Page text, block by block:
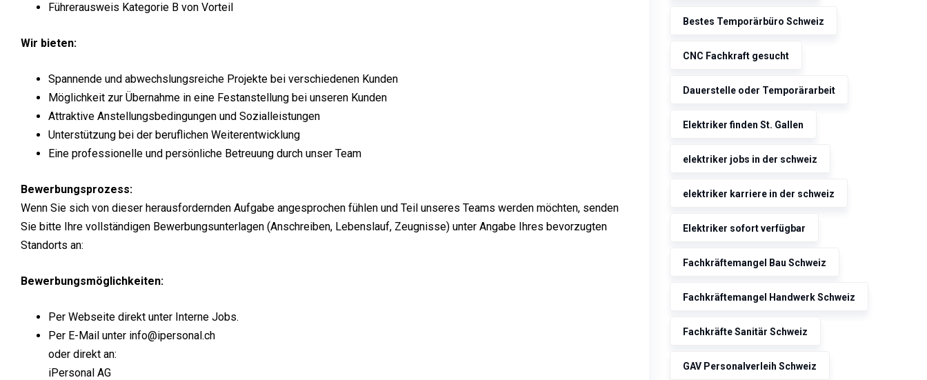
Führerausweis Kategorie B von Vorteil
Wir bieten:
Spannende und abwechslungsreiche Projekte bei verschiedenen Kunden
Möglichkeit zur Übernahme in eine Festanstellung bei unseren Kunden
Attraktive Anstellungsbedingungen und Sozialleistungen
Unterstützung bei der beruflichen Weiterentwicklung
Eine professionelle und persönliche Betreuung durch unser Team
Bewerbungsprozess:
Wenn Sie sich von dieser herausfordernden Aufgabe angesprochen fühlen und Teil unseres Teams werden möchten, senden
Sie bitte Ihre vollständigen Bewerbungsunterlagen (Anschreiben, Lebenslauf, Zeugnisse) unter Angabe Ihres bevorzugten
Standorts an:
Bewerbungsmöglichkeiten:
Per Webseite direkt unter Interne Jobs.
Per E-Mail unter info@ipersonal.ch
oder direkt an:
iPersonal AG
Bestes Temporärbüro Schweiz
CNC Fachkraft gesucht
Dauerstelle oder Temporärarbeit
Elektriker finden St. Gallen
elektriker jobs in der schweiz
elektriker karriere in der schweiz
Elektriker sofort verfügbar
Fachkräftemangel Bau Schweiz
Fachkräftemangel Handwerk Schweiz
Fachkräfte Sanitär Schweiz
GAV Personalverleih Schweiz